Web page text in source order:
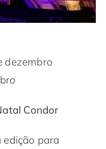
dezembro
Condor
para